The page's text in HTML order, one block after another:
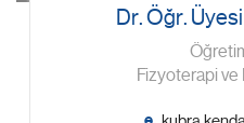
Dr. Öğr.
Fizyoterapi